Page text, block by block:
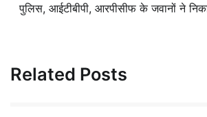
पुलिस, आईटीबीपी, आरपीसीफ के जवानों ने
Related Posts